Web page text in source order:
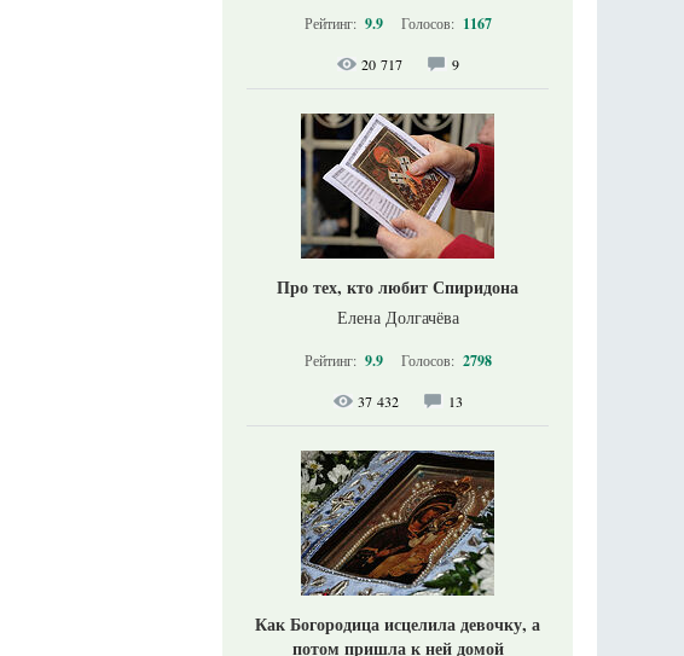
Рейтинг: 9.9 Голосов: 1167
20 717 9
Про тех, кто любит Спиридона
Елена Долгачёва
Рейтинг: 9.9 Голосов: 2798
37 432 13
Как Богородица исцелила девочку, а
потом пришла к ней домой